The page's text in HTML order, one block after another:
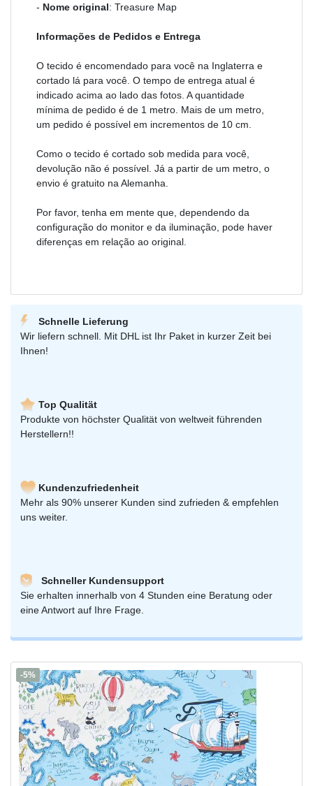
- Nome original: Treasure Map
Informações de Pedidos e Entrega
O tecido é encomendado para você na Inglaterra e
cortado lá para você. O tempo de entrega atual é
indicado acima ao lado das fotos. A quantidade
mínima de pedido é de 1 metro. Mais de um metro,
um pedido é possível em incrementos de 10 cm.
Como o tecido é cortado sob medida para você,
devolução não é possível. Já a partir de um metro, o
envio é gratuito na Alemanha.
Por favor, tenha em mente que, dependendo da
configuração do monitor e da iluminação, pode haver
diferenças em relação ao original.
Schnelle Lieferung
Wir liefern schnell. Mit DHL ist Ihr Paket in kurzer Zeit bei
Ihnen!
Top Qualität
Produkte von höchster Qualität von weltweit führenden
Herstellern!!
Kundenzufriedenheit
Mehr als 90% unserer Kunden sind zufrieden & empfehlen
uns weiter.
Schneller Kundensupport
Sie erhalten innerhalb von 4 Stunden eine Beratung oder
eine Antwort auf Ihre Frage.
-5%